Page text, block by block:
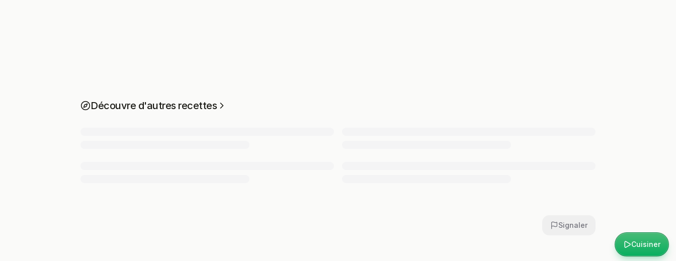
Cuisiner
Découvre d'autres recettes
Signaler